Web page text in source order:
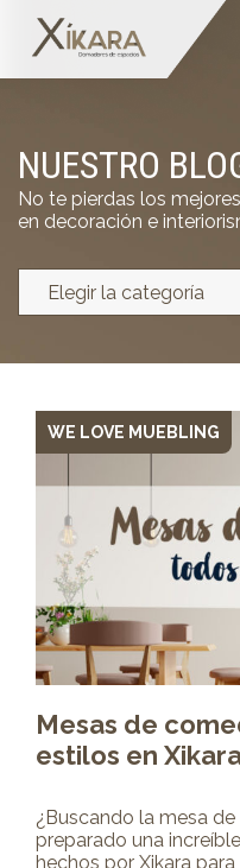
NUESTRO
No te pierdas los
en decoración e
WE LOVE MUEBLING
Mesas de
estilos en
¿Buscando la mesa
preparado una
hechos por Xikara